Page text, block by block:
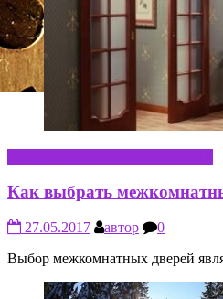
Как выбрать
27.05.2017 автор
0
Выбор межкомнатных дверей